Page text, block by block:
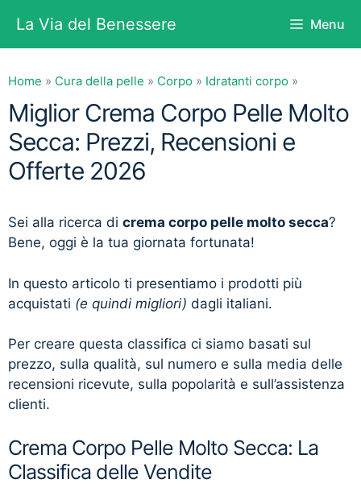
contenuto
La Via del Benessere Menu
Home » Cura della pelle » Corpo » Idratanti corpo »
Miglior Crema Corpo Pelle Molto
Secca: Prezzi, Recensioni e
Offerte 2026
Sei alla ricerca di crema corpo pelle molto secca?
Bene, oggi è la tua giornata fortunata!
In questo articolo ti presentiamo i prodotti più
acquistati (e quindi migliori) dagli italiani.
Per creare questa classifica ci siamo basati sul
prezzo, sulla qualità, sul numero e sulla media delle
recensioni ricevute, sulla popolarità e sull’assistenza
clienti.
Crema Corpo Pelle Molto Secca: La
Classifica delle Vendite